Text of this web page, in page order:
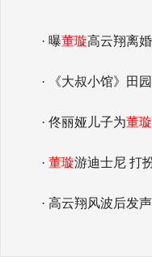
· 曝董璇高云翔离婚
· 《大叔小馆》田
· 佟丽娅儿子为董璇
· 董璇游迪士尼 打
· 高云翔风波后发